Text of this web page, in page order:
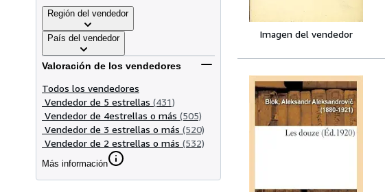
Región del vendedor
País del vendedor
Valoración de los vendedores
Todos los vendedores
Vendedor de 5 estrellas (431)
Vendedor de 4estrellas o más (505)
Vendedor de 3 estrellas o más (520)
Vendedor de 2 estrellas o más (532)
Más información
Imagen del vendedor